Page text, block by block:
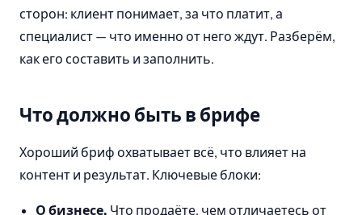
сторон: клиент понимает, за что платит, а
специалист — что именно от него ждут. Разберём,
как его составить и заполнить.
Что должно быть в брифе
Хороший бриф охватывает всё, что влияет на
контент и результат. Ключевые блоки:
О бизнесе. Что продаёте, чем отличаетесь от